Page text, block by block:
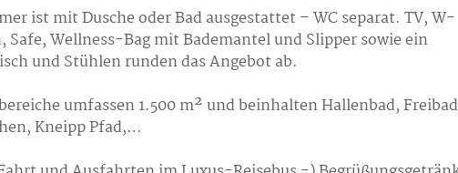
ist mit Dusche oder Bad ausgestattet – WC separat. TV, W-
Safe, Wellness-Bag mit Bademantel und Slipper sowie ein
und Stühlen runden das Angebot ab.
umfassen 1.500 m² und beinhalten Hallenbad,
Kneipp Pfad,…